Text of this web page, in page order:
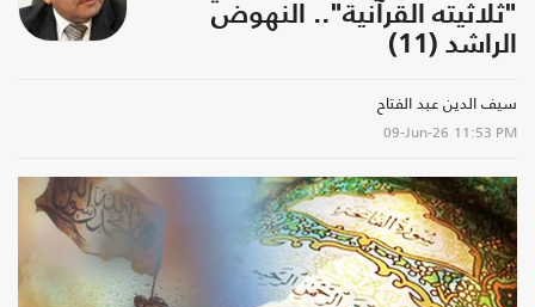
"ثلاثيته القرآنية".. النهوض
الراشد (11)
سيف الدين عبد الفتاح
09-Jun-26 11:53 PM